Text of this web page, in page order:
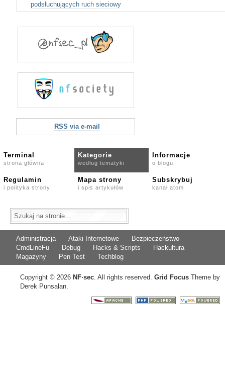
podsłuchujących ruch sieciowy
RSS via e-mail
Terminal
strona główna
Kategorie
według tematyki
Informacje
o blogu
Regulamin
i polityka strony
Mapa strony
i spis artykułów
Subskrybuj
kanał atom
Administracja Ataki Internetowe
Bezpieczeństwo
CmdLineFu
Debug Hacks & Scripts
Hackultura
Magazyny
Pen Test Techblog
Copyright © 2026 NF·sec. All rights reserved. Grid Focus Theme by
Derek Punsalan.